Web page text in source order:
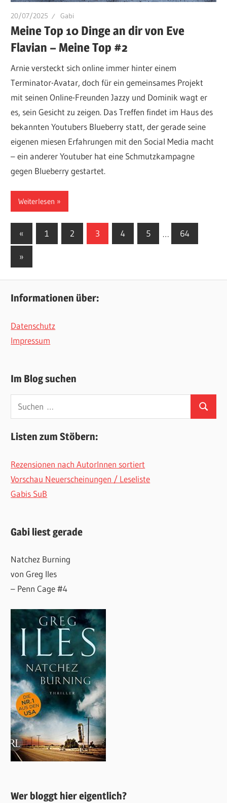
20/07/2025 Gabi
Meine Top 10 Dinge an dir von Eve
Flavian – Meine Top #2
Arnie versteckt sich online immer hinter einem
Terminator-Avatar, doch für ein gemeinsames Projekt
mit seinen Online-Freunden Jazzy und Dominik wagt er
es, sein Gesicht zu zeigen. Das Treffen findet im Haus des
bekannten Youtubers Blueberry statt, der gerade seine
eigenen miesen Erfahrungen mit den Social Media macht
– ein anderer Youtuber hat eine Schmutzkampagne
gegen Blueberry gestartet.
Weiterlesen
Seitennummerierung
der
Beiträge
« Vorherige
Beiträge
1 2 3 4 5 … 64
Nächste
Beiträge
»
Informationen über:
Datenschutz
Impressum
Im Blog suchen
Suchen
nach:
Suchen
Listen zum Stöbern:
Rezensionen nach AutorInnen sortiert
Vorschau Neuerscheinungen / Leseliste
Gabis SuB
Gabi liest gerade
Natchez Burning
von Greg Iles
– Penn Cage #4
Wer bloggt hier eigentlich?